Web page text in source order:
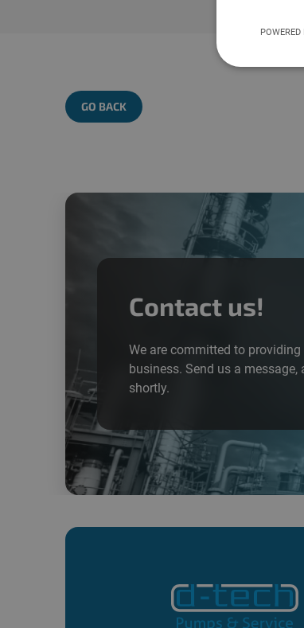
GO BACK
Contact us!
We are committed to
business. Send us a
shortly.